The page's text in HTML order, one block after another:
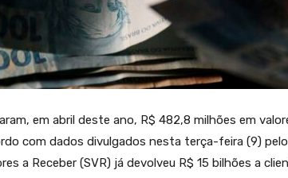
em abril deste ano, R$ 482,8 milhões em
com dados divulgados nesta terça-feira (9)
a Receber (SVR) já devolveu R$ 15 bilhões a